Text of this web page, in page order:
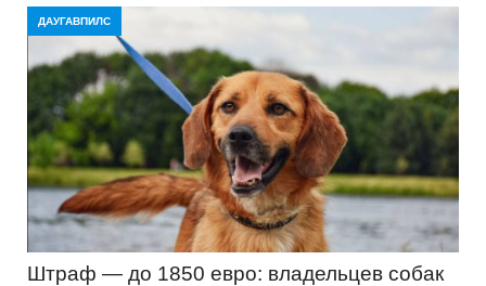
ДАУГАВПИЛС
Штраф — до 1850 евро: владельцев собак